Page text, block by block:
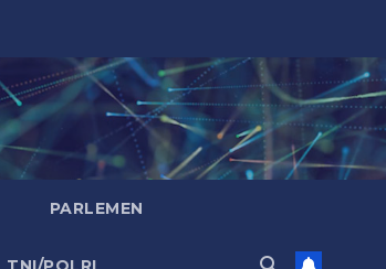
PARLEMEN